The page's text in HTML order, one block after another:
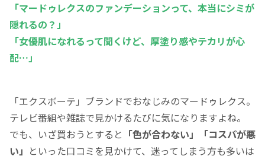
「マードゥレクスのファンデーションって、本当にシミが
隠れるの？」
「女優肌になれるって聞くけど、厚塗り感やテカリが心
配…」
「エクスボーテ」ブランドでおなじみのマードゥレクス。
テレビ番組や雑誌で見かけるたびに気になりますよね。
でも、いざ買おうとすると 「色が合わない」「コスパが悪
い」 といった口コミを見かけて、迷ってしまう方も多いは